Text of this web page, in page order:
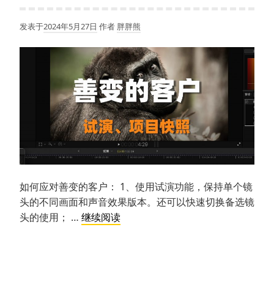
头
视
频
发表于2024年5月27日 作者 胖胖熊
如何应对善变的客户： 1、使用试演功能，保持单个镜
头的不同画面和声音效果版本。还可以快速切换备选镜
头的使用； … 继续阅读如